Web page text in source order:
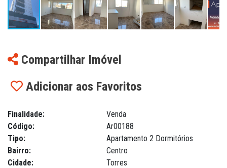
Compartilhar Imóvel
Adicionar aos Favoritos
Finalidade:
Código:
Tipo:
Bairro:
Cidade:
Venda
Ar00188
Apartamento 2 Dormitórios
Centro
Torres